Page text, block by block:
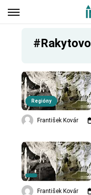
#Rakytovo
Regióny
František Kovár
František Kovár